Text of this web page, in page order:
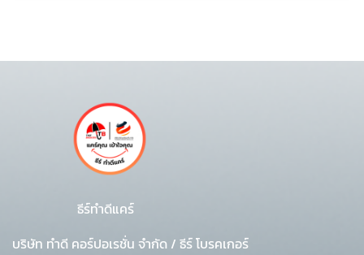
ธีร์ทำดีแคร์
บริษัท ทำดี คอร์ปอเรชั่น จำกัด / ธีร์ โบรคเกอร์